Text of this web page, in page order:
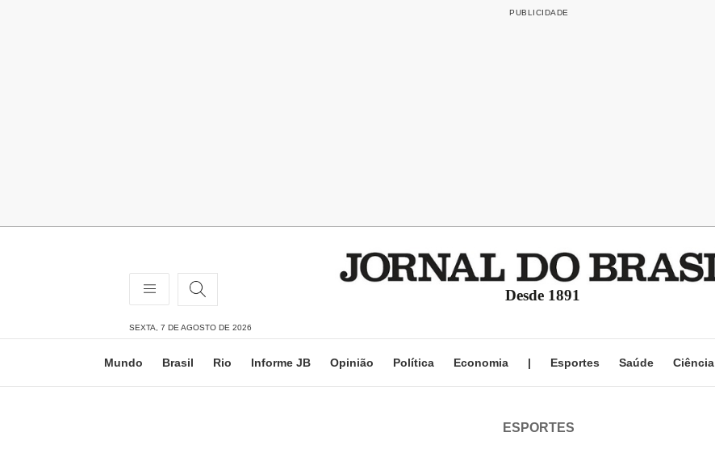
Desde 1891
SEXTA, 7 DE AGOSTO DE 2026
Mundo Brasil Rio Informe JB Opinião Política Economia | Esportes Saúde Ciência
ESPORTES